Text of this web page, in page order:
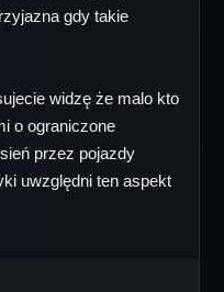
gdy takie
widzę że malo kto
o ograniczone
przez pojazdy
uwzględni ten aspekt